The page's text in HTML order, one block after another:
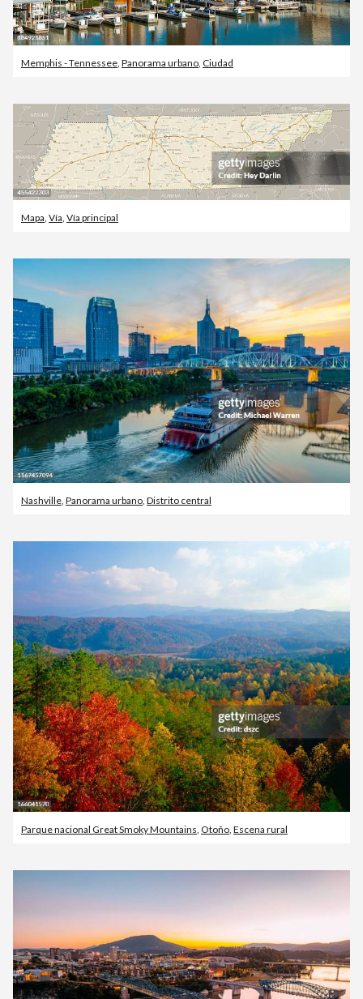
Memphis - Tennessee, Panorama urbano, Ciudad
Mapa, Vía, Vía principal
Nashville, Panorama urbano, Distrito central
Parque nacional Great Smoky Mountains Otoño Escena rural